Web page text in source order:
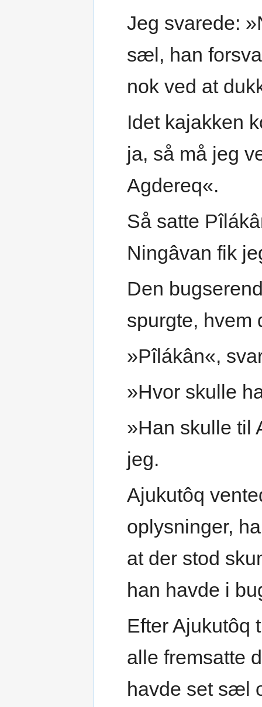
Jeg svarede:
sæl, han
nok ved at
Idet kajakken
ja, så må jeg
Agdereq«.
Så satte
Ningâvan fik
Den
spurgte, hvem
»Pîlákân«,
»Hvor skulle
»Han skulle til
jeg.
Ajukutôq
oplysninger,
at der stod
han havde i
Efter Ajukutôq
alle fremsatte
havde set sæl